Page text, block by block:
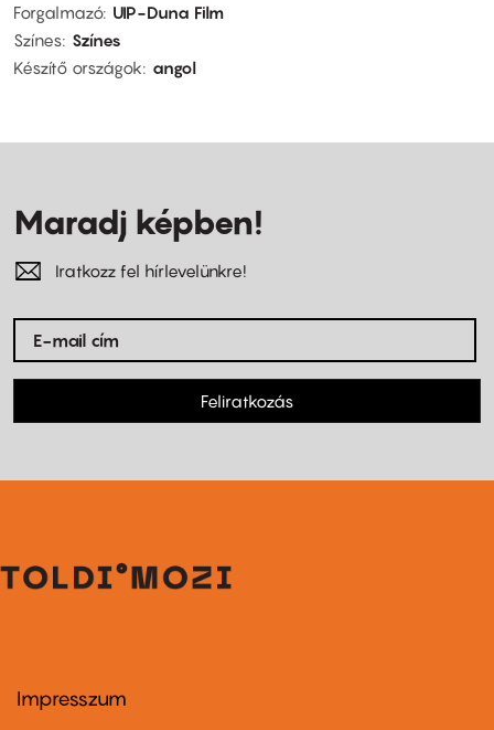
Forgalmazó UIP-Duna Film
Színes Színes
Készítő országok
angol
Maradj képben!
Iratkozz fel hírlevelünkre!
Feliratkozás
Footer
Impresszum